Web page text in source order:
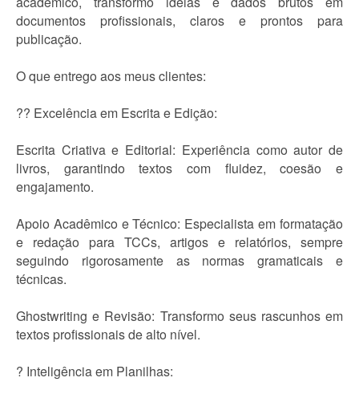
documentos profissionais, claros e prontos para
publicação.
O que entrego aos meus clientes:
?? Excelência em Escrita e Edição:
Escrita Criativa e Editorial: Experiência como autor de
livros, garantindo textos com fluidez, coesão e
engajamento.
Apoio Acadêmico e Técnico: Especialista em formatação
e redação para TCCs, artigos e relatórios, sempre
seguindo rigorosamente as normas gramaticais e
técnicas.
Ghostwriting e Revisão: Transformo seus rascunhos em
textos profissionais de alto nível.
? Inteligência em Planilhas: